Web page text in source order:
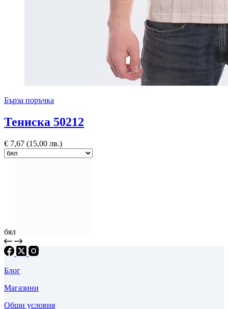
Бърза поръчка
Тениска 50212
€ 7,67 (15,00 лв.)
бял
Блог
Магазини
Общи условия